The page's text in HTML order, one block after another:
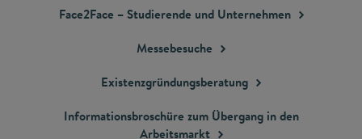
Face2Face – Studierende und Unternehmen
Messebesuche
Existenzgründungsberatung
Informationsbroschüre zum Übergang in den
Arbeitsmarkt